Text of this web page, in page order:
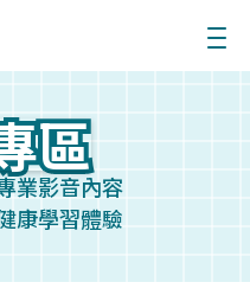
區
區
業影音內容
康學習體驗